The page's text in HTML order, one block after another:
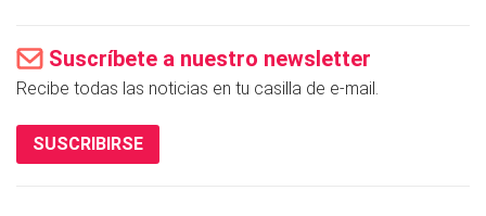
Suscríbete a nuestro newsletter
Recibe todas las noticias en tu casilla de e-mail.
SUSCRIBIRSE